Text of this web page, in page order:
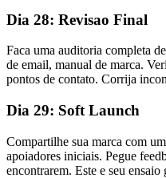
Dia 28: Revisao Final
Faca uma auditoria completa
de email, manual de marca.
pontos de contato. Corrija
Dia 29: Soft Launch
Compartilhe sua marca com
apoiadores iniciais. Pegue
encontrarem. Este e seu ensaio